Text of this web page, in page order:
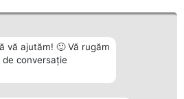
vă ajutăm! 🙂 Vă rugăm
conversație